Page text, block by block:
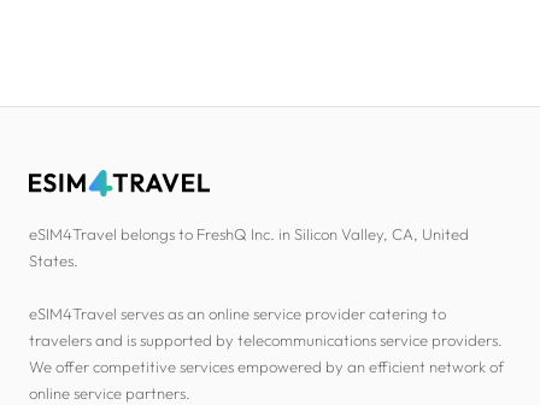
eSIM4Travel belongs to FreshQ Inc. in Silicon Valley, CA, United
States.
eSIM4Travel serves as an online service provider catering to
travelers and is supported by telecommunications service providers.
We offer competitive services empowered by an efficient network of
online service partners.